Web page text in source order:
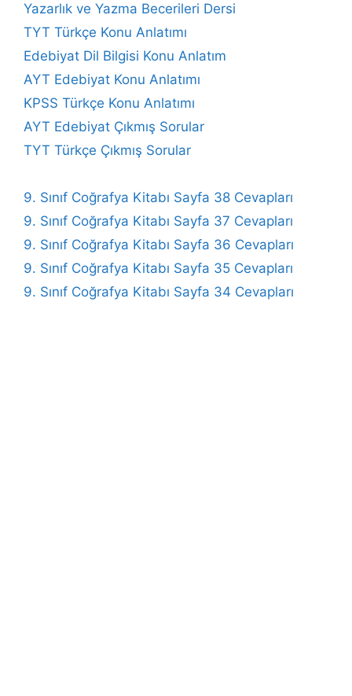
Yazarlık ve Yazma Becerileri Dersi
TYT Türkçe Konu Anlatımı
Edebiyat Dil Bilgisi Konu Anlatım
AYT Edebiyat Konu Anlatımı
KPSS Türkçe Konu Anlatımı
AYT Edebiyat Çıkmış Sorular
TYT Türkçe Çıkmış Sorular
9. Sınıf Coğrafya Kitabı Sayfa 38 Cevapları
9. Sınıf Coğrafya Kitabı Sayfa 37 Cevapları
9. Sınıf Coğrafya Kitabı Sayfa 36 Cevapları
9. Sınıf Coğrafya Kitabı Sayfa 35 Cevapları
9. Sınıf Coğrafya Kitabı Sayfa 34 Cevapları